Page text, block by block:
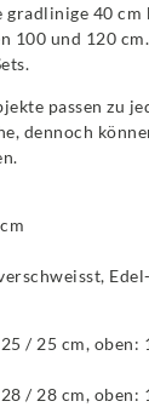
gradlinige 40
100 und 120
passen zu
dennoch
/ 25 cm, oben:
/ 28 cm, oben: